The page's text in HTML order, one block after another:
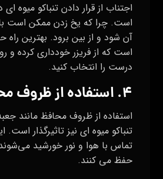
اجتناب از قرار دادن تنباکو میوه ای
است. چرا که یخ زدن ممکن
آن شود و از بین برود. بهترین راه
است که از فریزر خودداری کرده و
درست را انتخاب کنید.
۴. استفاده از ظروف محافظ
استفاده از ظروف محافظ مانند
تنباکو میوه ای نیز تاثیرگذار
تماس با هوا و نور خورشید می‌شوند
حفظ می‌ کنند.